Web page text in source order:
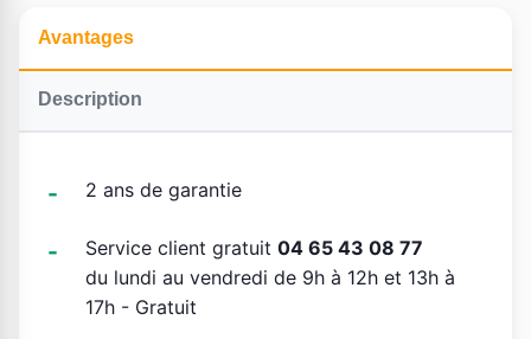
Avantages
Description
2 ans de garantie
Service client gratuit 04 65 43 08 77
du lundi au vendredi de 9h à 12h et 13h à
17h - Gratuit